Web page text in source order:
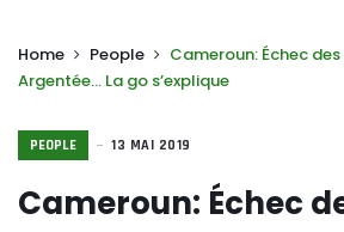
Home People
Cameroun: Échec
Argentée… La go s’explique
PEOPLE 13 MAI 2019
Cameroun: Échec